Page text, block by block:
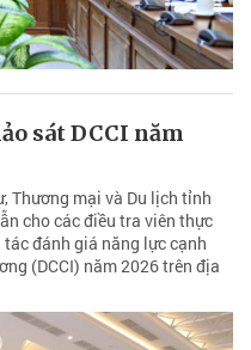
sát DCCI năm
Thương mại và Du lịch tỉnh
cho các điều tra viên thực
đánh giá năng lực cạnh
(DCCI) năm 2026 trên địa